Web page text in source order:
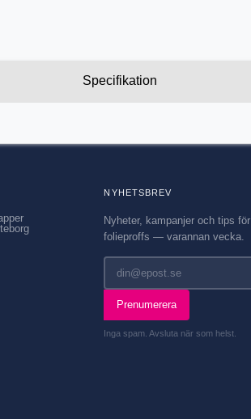
Specifikation
NYHETSBREV
Nyheter, kampanjer och tips för
folieproffs — varannan vecka.
Prenumerera
Inga spam. Avsluta när som helst.